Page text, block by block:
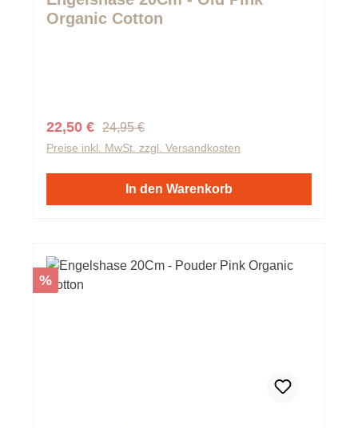
Organic Cotton
Verkaufspreis:
22,50 € Regulärer Preis:
24,95 €
Preise inkl. MwSt. zzgl. Versandkosten
In den Warenkorb
Rabatt
%